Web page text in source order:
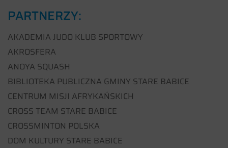
PARTNERZY:
AKADEMIA JUDO KLUB SPORTOWY
AKROSFERA
ANOYA SQUASH
BIBLIOTEKA PUBLICZNA GMINY STARE BABICE
CENTRUM MISJI AFRYKAŃSKICH
CROSS TEAM STARE BABICE
CROSSMINTON POLSKA
DOM KULTURY STARE BABICE